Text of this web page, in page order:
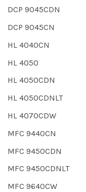
DCP 9045CDN
DCP 9045CN
HL 4040CN
HL 4050
HL 4050CDN
HL 4050CDNLT
HL 4070CDW
MFC 9440CN
MFC 9450CDN
MFC 9450CDNLT
MFC 9640CW